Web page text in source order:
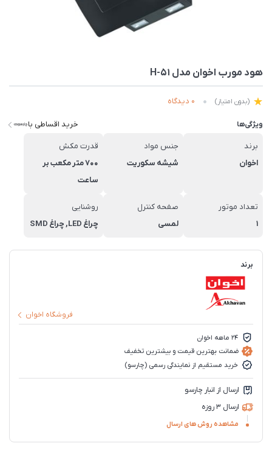
هود مورب اخوان مدل H-51
(بدون امتیاز) 0 دیدگاه
ویژگی‌ها خرید اقساطی با
برند
اخوان
جنس مواد
شیشه سکوریت
قدرت مکش
700 متر مکعب بر
ساعت
تعداد موتور
1
صفحه کنترل
لمسی
روشنایی
چراغ LED, چراغ SMD
برند
فروشگاه اخوان
۲۴ ماهه اخوان
ضمانت بهترین قیمت و بیشترین تخفیف
خرید مستقیم از نمایندگی رسمی (چارسو)
ارسال از انبار چارسو
ارسال 3 روزه
مشاهده روش های ارسال